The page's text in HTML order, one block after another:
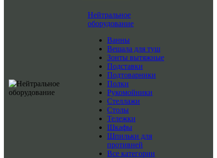
Нейтральное
оборудование
Ванны
Вешала для туш
Зонты вытяжные
Подставки
Подтоварники
Полки
Рукомойники
Стеллажи
Столы
Тележки
Шкафы
Шпильки для
противней
Все категории